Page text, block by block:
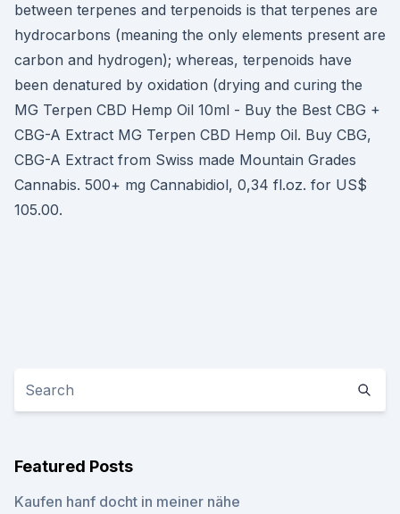
between terpenes and terpenoids is that terpenes are
hydrocarbons (meaning the only elements present are
carbon and hydrogen); whereas, terpenoids have
been denatured by oxidation (drying and curing the
MG Terpen CBD Hemp Oil 10ml - Buy the Best CBG +
CBG-A Extract MG Terpen CBD Hemp Oil. Buy CBG,
CBG-A Extract from Swiss made Mountain Grades
Cannabis. 500+ mg Cannabidiol, 0,34 fl.oz. for US$
105.00.
Featured Posts
Kaufen hanf docht in meiner nähe